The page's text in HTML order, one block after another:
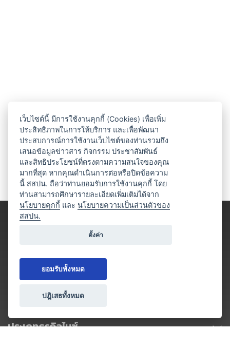
ประเภทธุรกิจไมซ์
เว็บไซต์นี้ มีการใช้งานคุกกี้ (Cookies) เพื่อเพิ่ม
ประสิทธิภาพในการให้บริการ และเพื่อพัฒนา
ประสบการณ์การใช้งานเว็บไซต์ของท่านรวมถึง
เสนอข้อมูลข่าวสาร กิจกรรม ประชาสัมพันธ์
และสิทธิประโยชน์ที่ตรงตามความสนใจของคุณ
มากที่สุด หากคุณดำเนินการต่อหรือปิดข้อความ
นี้ สสปน. ถือว่าท่านยอมรับการใช้งานคุกกี้ โดย
ท่านสามารถศึกษารายละเอียดเพิ่มเติมได้จาก
นโยบายคุกกี้ และนโยบายความเป็นส่วนตัวของ
สสปน.
ตั้งค่า
ยอมรับทั้งหมด
ปฎิเสธทั้งหมด